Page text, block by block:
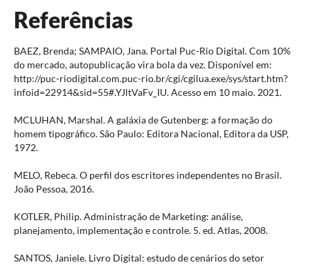
Referências
BAEZ, Brenda; SAMPAIO, Jana. Portal Puc-Rio Digital. Com 10%
do mercado, autopublicação vira bola da vez. Disponível em:
http://puc-riodigital.com.puc-rio.br/cgi/cgilua.exe/sys/start.htm?
infoid=22914&sid=55#.YJltVaFv_IU. Acesso em 10 maio. 2021.
MCLUHAN, Marshal. A galáxia de Gutenberg: a formação do
homem tipográfico. São Paulo: Editora Nacional, Editora da USP,
1972.
MELO, Rebeca. O perfil dos escritores independentes no Brasil.
João Pessoa, 2016.
KOTLER, Philip. Administração de Marketing: análise,
planejamento, implementação e controle. 5. ed. Atlas, 2008.
SANTOS, Janiele. Livro Digital: estudo de cenários do setor